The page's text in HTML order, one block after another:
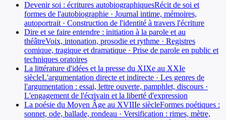
Devenir soi : écritures autobiographiquesRécit de soi et
formes de l'autobiographie · Journal intime, mémoires,
autoportrait · Construction de l'identité à travers l'écriture
Dire et se faire entendre : initiation à la parole et au
théâtreVoix, intonation, prosodie et rythme · Registres
comique, tragique et dramatique · Prise de parole en public et
techniques oratoires
La littérature d'idées et la presse du XIXe au XXIe
siècleL'argumentation directe et indirecte · Les genres de
l'argumentation : essai, lettre ouverte, pamphlet, discours ·
L'engagement de l'écrivain et la liberté d'expression
La poésie du Moyen Âge au XVIIIe siècleFormes poétiques :
sonnet, ode, ballade, rondeau · Versification : rimes, mètre,